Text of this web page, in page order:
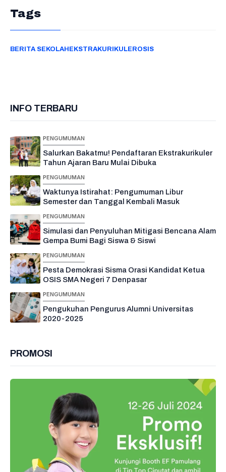
Tags
BERITA SEKOLAH EKSTRAKURIKULEROSIS
INFO TERBARU
PENGUMUMAN
Salurkan Bakatmu! Pendaftaran Ekstrakurikuler
Tahun Ajaran Baru Mulai Dibuka
PENGUMUMAN
Waktunya Istirahat: Pengumuman Libur
Semester dan Tanggal Kembali Masuk
PENGUMUMAN
Simulasi dan Penyuluhan Mitigasi Bencana Alam
Gempa Bumi Bagi Siswa & Siswi
PENGUMUMAN
Pesta Demokrasi Sisma Orasi Kandidat Ketua
OSIS SMA Negeri 7 Denpasar
PENGUMUMAN
Pengukuhan Pengurus Alumni Universitas
2020-2025
PROMOSI